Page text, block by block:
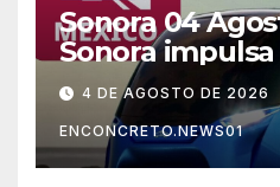
Sonora 04
Sonora impulsa
«Beyond», un
eléctrico
al ITH
4 DE AGOSTO DE 2026
ENCONCRETO.NEWS01